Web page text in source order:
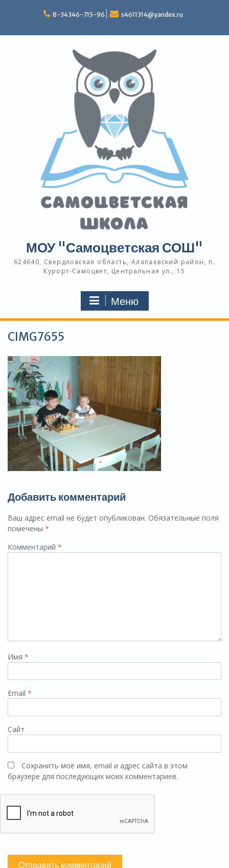
8-34346-715-96 s4611314@yandex.ru
МОУ "Самоцветская СОШ"
624640, Свердловская область, Алапаевский район, п.
Курорт-Самоцвет, Центральная ул., 15
Меню
CIMG7655
Добавить комментарий
Ваш адрес email не будет опубликован. Обязательные поля
помечены *
Комментарий *
Имя *
Email *
Сайт
Сохранить моё имя, email и адрес сайта в этом
браузере для последующих моих комментариев.